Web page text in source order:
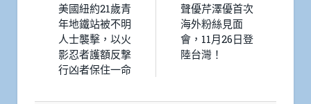
美國紐約21歲青
年地鐵站被不明
人士襲擊，以火
影忍者護額反撃
行凶者保住一命
聲優芹澤優首次
海外粉絲見面
會，11月26日登
陸台灣！